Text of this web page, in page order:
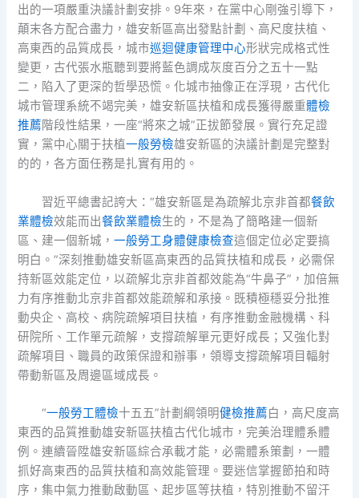
出的一項嚴重決議計劃安排。9年來，在黨中心剛強引導下，
顛末各方配合盡力，雄安新區高出發點計劃、高尺度扶植、
高東西的品質成長，城市巡迴健康管理中心形狀完成格式性
變更，古代張水瓶聽到要將藍色調成灰度百分之五十一點
二，陷入了更深的哲學恐慌。化城市抽像正在浮現，古代化
城市管理系統不竭完美，雄安新區扶植和成長獲得嚴重體檢
推薦階段性結果，一座“將來之城”正拔節發展。實行充足證
實，黨中心關于扶植一般勞檢雄安新區的決議計劃是完整對
的的，各方面任務是扎實有用的。
習近平總書記誇大：“雄安新區是為疏解北京非首都餐飲
業體檢效能而出餐飲業體檢生的，不是為了簡略建一個新
區、建一個新城，一般勞工身體健康檢查這個定位必定要搞
明白。”深刻推動雄安新區高東西的品質扶植和成長，必需保
持新區效能定位，以疏解北京非首都效能為“牛鼻子”，加倍無
力有序推動北京非首都效能疏解和承接。既積極穩妥分批推
動央企、高校、病院疏解項目扶植，有序推動金融機構、科
研院所、工作單元疏解，支撐疏解單元更好成長；又強化對
疏解項目、職員的政策保證和辦事，領導支撐疏解項目輻射
帶動新區及周邊區域成長。
“一般勞工體檢十五五”計劃綱領明健檢推薦白，高尺度高
東西的品質推動雄安新區扶植古代化城市，完美治理體系體
例。連續晉陞雄安新區綜合承載才能，必需體系策劃，一體
抓好高東西的品質扶植和高效能管理。要迷信掌握節拍和時
序，集中氣力推動啟動區、起步區等扶植，特別推動不留汗